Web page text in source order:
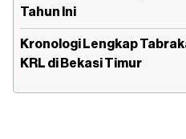
Tahun Ini
Kronologi Lengkap
KRL di Bekasi Timur